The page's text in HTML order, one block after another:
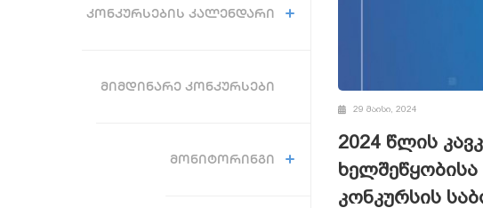
ᲙᲝᲜᲙᲣᲠᲡᲔᲑᲘᲡ ᲙᲐᲚᲔᲜᲓᲐᲠᲘ
ᲛᲘᲛᲓᲘᲜᲐᲠᲔ ᲙᲝᲜᲙᲣᲠᲡᲔᲑᲘ
ᲛᲝᲜᲘᲢᲝᲠᲘᲜᲒᲘ
29 მაისი, 2024
2024 წლის
კონკურსის